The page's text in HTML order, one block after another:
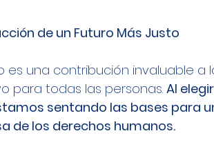
de un Futuro Más Justo
es una contribución invaluable a
para todas las personas. Al
sentando las bases para
de los derechos humanos.